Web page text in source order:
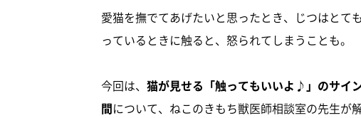
愛猫を撫でてあげたいと思ったとき、じつはとて
っているときに触ると、怒られてしまうことも。
今回は、 猫が見せる「触ってもいいよ♪」のサイ
間について、ねこのきもち獣医師相談室の先生が